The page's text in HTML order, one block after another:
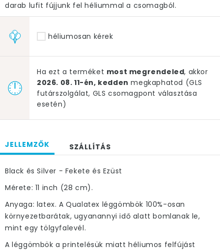
darab lufit fújjunk fel héliummal a csomagból.
héliumosan kérek
Ha ezt a terméket most megrendeled, akkor
2026. 08. 11-én, kedden megkaphatod (GLS
futárszolgálat, GLS csomagpont választása
esetén)
JELLEMZŐK SZÁLLÍTÁS
Black és Silver - Fekete és Ezüst
Mérete: 11 inch (28 cm).
Anyaga: latex. A Qualatex léggömbök 100%-osan
környezetbarátak, ugyanannyi idő alatt bomlanak le,
mint egy tölgyfalevél.
A léggömbök a printelésük miatt héliumos felfújást